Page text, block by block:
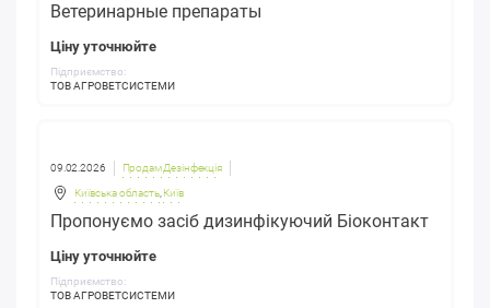
Ветеринарные препараты
Ціну уточнюйте
Підприємство:
ТОВ АГРОВЕТСИСТЕМИ
09.02.2026 Продам Дезінфекція
Київська область,Київ
Пропонуємо засіб дизинфікуючий Біоконтакт
Ціну уточнюйте
Підприємство:
ТОВ АГРОВЕТСИСТЕМИ